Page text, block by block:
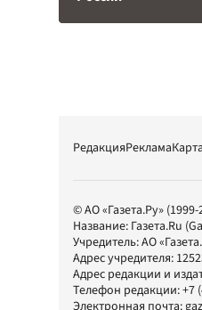
РедакцияРеклама
© АО «Газета.Ру»
Название: Газета.Ru
Учредитель:АО
Адрес учредителя:
Адрес редакции и
Телефон редакции:+7
Электронная почта: